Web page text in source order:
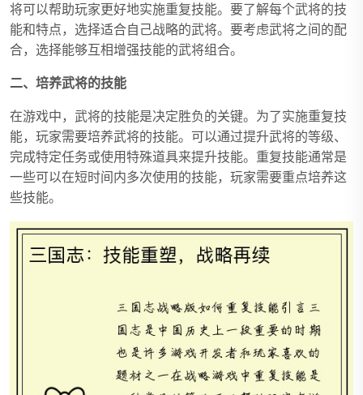
将可以帮助玩家更好地实施重复技能。要了解每个武将的技
能和特点，选择适合自己战略的武将。要考虑武将之间的配
合，选择能够互相增强技能的武将组合。
二、培养武将的技能
在游戏中，武将的技能是决定胜负的关键。为了实施重复技
能，玩家需要培养武将的技能。可以通过提升武将的等级、
完成特定任务或使用特殊道具来提升技能。重复技能通常是
一些可以在短时间内多次使用的技能，玩家需要重点培养这
些技能。